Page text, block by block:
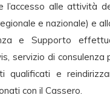
l’accesso alle attività
e nazionale) e
e Supporto
servizio di consulenza
qualificati e
con il Cassero.